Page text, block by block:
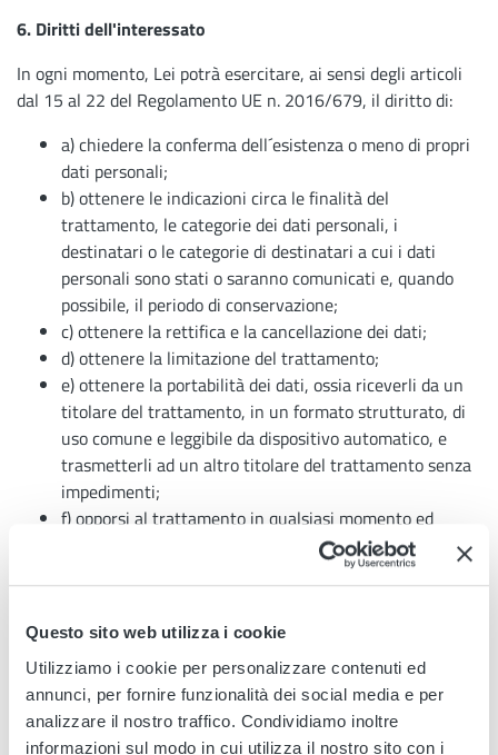
Questo sito web utilizza i cookie
Utilizziamo i cookie per personalizzare contenuti ed
annunci, per fornire funzionalità dei social media e per
analizzare il nostro traffico. Condividiamo inoltre
informazioni sul modo in cui utilizza il nostro sito con i
6. Diritti dell'interessato
In ogni momento, Lei potrà esercitare, ai sensi degli articoli
dal 15 al 22 del Regolamento UE n. 2016/679, il diritto di:
a) chiedere la conferma dell´esistenza o meno di propri
dati personali;
b) ottenere le indicazioni circa le finalità del
trattamento, le categorie dei dati personali, i
destinatari o le categorie di destinatari a cui i dati
personali sono stati o saranno comunicati e, quando
possibile, il periodo di conservazione;
c) ottenere la rettifica e la cancellazione dei dati;
d) ottenere la limitazione del trattamento;
e) ottenere la portabilità dei dati, ossia riceverli da un
titolare del trattamento, in un formato strutturato, di
uso comune e leggibile da dispositivo automatico, e
trasmetterli ad un altro titolare del trattamento senza
impedimenti;
f) opporsi al trattamento in qualsiasi momento ed
anche nel caso di trattamento per finalità di marketing
relativo alle persone fisiche, compresa la profilazione;
personali e la rettifica o la cancellazione degli stessi o la
limitazione del trattamento che lo riguardano o di
opporsi al loro trattamento, oltre al diritto alla